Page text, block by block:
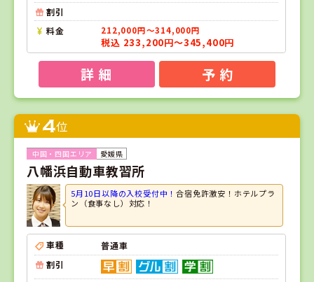
割引
料金
212,000円～314,000円
税込 233,200円～345,400円
詳 細 予 約
4位
愛媛県
八幡浜自動車教習所
5月10日以降の入校受付中！合宿免許激安！ホテルプラ
ン（食事なし）対応！
車種
普通車
割引